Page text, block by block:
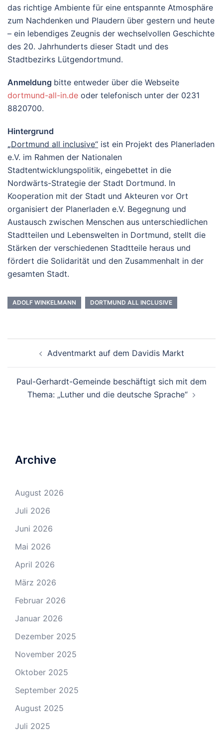
das richtige Ambiente für eine entspannte Atmosphäre
zum Nachdenken und Plaudern über gestern und heute
– ein lebendiges Zeugnis der wechselvollen Geschichte
des 20. Jahrhunderts dieser Stadt und des
Stadtbezirks Lütgendortmund.
Anmeldung bitte entweder über die Webseite
dortmund-all-in.de oder telefonisch unter der 0231
8820700.
Hintergrund
„Dortmund all inclusive“ ist ein Projekt des Planerladen
e.V. im Rahmen der Nationalen
Stadtentwicklungspolitik, eingebettet in die
Nordwärts-Strategie der Stadt Dortmund. In
Kooperation mit der Stadt und Akteuren vor Ort
organisiert der Planerladen e.V. Begegnung und
Austausch zwischen Menschen aus unterschiedlichen
Stadtteilen und Lebenswelten in Dortmund, stellt die
Stärken der verschiedenen Stadtteile heraus und
fördert die Solidarität und den Zusammenhalt in der
gesamten Stadt.
ADOLF WINKELMANN DORTMUND ALL INCLUSIVE
NavigationAdventmarkt auf dem Davidis Markt
Paul-Gerhardt-Gemeinde beschäftigt sich mit dem
Thema: „Luther und die deutsche Sprache“
Archive
August 2026
Juli 2026
Juni 2026
Mai 2026
April 2026
März 2026
Februar 2026
Januar 2026
Dezember 2025
November 2025
Oktober 2025
September 2025
August 2025
Juli 2025